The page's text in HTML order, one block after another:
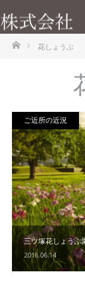
ホーム花しょうぶ
三ツ塚花しょうぶ
2016.06.14
ご近所の近況